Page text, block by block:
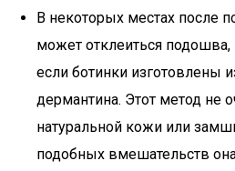
В некоторых местах после
может отклеиться подошва,
если ботинки изготовлены
дермантина. Этот метод не
натуральной кожи или
подобных вмешательств